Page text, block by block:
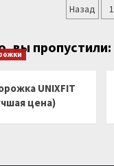
свободными
весами
цена)
Назад 1
вы пропустили:
UNIXFIT
цена)